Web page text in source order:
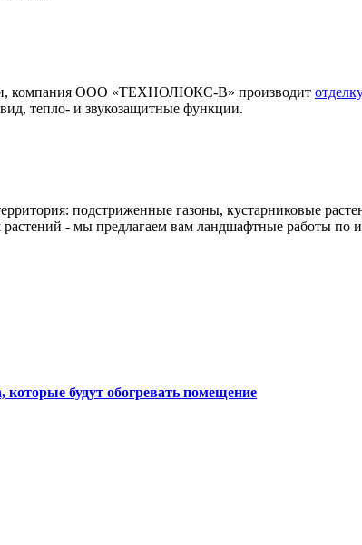
компания ООО «ТЕХНОЛЮКС-В» производит
тепло- и звукозащитные функции.
подстриженные газоны, кустарниковые
- мы предлагаем вам ландшафтные работы по
будут обогревать помещение